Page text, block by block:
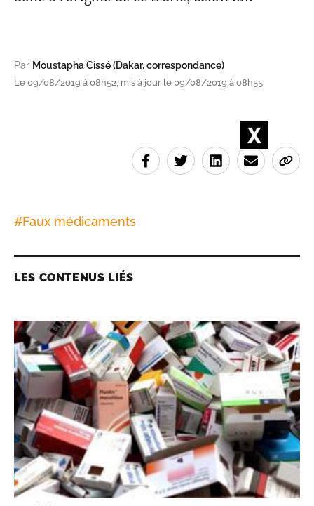
Par Moustapha Cissé (Dakar, correspondance)
Le 09/08/2019 à 08h52, mis à jour le 09/08/2019 à 08h55
#Faux médicaments
LES CONTENUS LIÉS